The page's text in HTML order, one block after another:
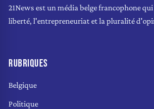
21News est un média belge francophone
liberté, l'entrepreneuriat et la pluralité
RUBRIQUES
Belgique
Politique